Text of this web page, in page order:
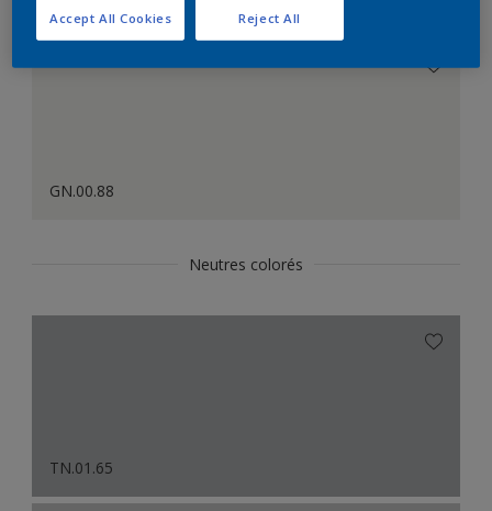
GN.00.88
Neutres colorés
TN.01.65
Reject All
Accept All Cookies